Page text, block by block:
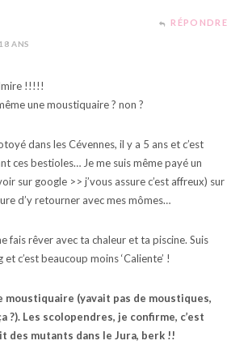
ANS
RÉPONDRE
!!!!!
une moustiquaire ? non ?
dans les Cévennes, il y a 5 ans et c’est
ces bestioles… Je me suis même payé un
sur google >> j’vous assure c’est affreux) sur
d’y retourner avec mes mômes…
fais rêver avec ta chaleur et ta piscine. Suis
c’est beaucoup moins ‘Caliente’ !
moustiquaire (yavait pas de moustiques,
?). Les scolopendres, je confirme, c’est
des mutants dans le Jura, berk !!